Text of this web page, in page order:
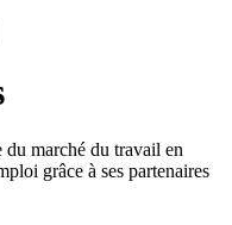
du marché du travail en
grâce à ses partenaires